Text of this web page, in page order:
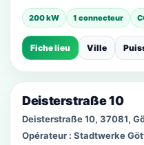
200 kW 1 connecteur
Fiche lieu Ville
Deisterstraße 10
Deisterstraße 10, 37081,
Opérateur : Stadtwerke